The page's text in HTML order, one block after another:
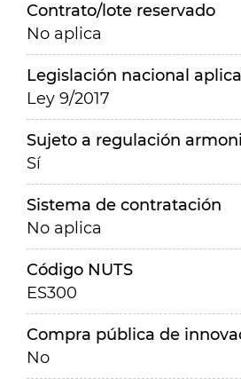
Contrato/lote reservado
No aplica
Legislación nacional
Ley 9/2017
Sujeto a regulación
Sí
Sistema de contratación
No aplica
Código NUTS
ES300
Compra pública de
No